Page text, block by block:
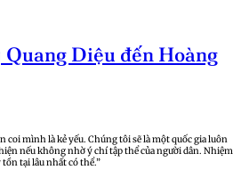
Diệu đến Hoàng
coi mình là kẻ yếu. Chúng tôi sẽ là một quốc gia luôn
nếu không nhờ ý chí tập thể của người dân. Nhiệm
tồn tại lâu nhất có thể.”